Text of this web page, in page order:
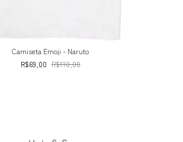
Camiseta Emoji - Naruto
R$69,00 R$110,00